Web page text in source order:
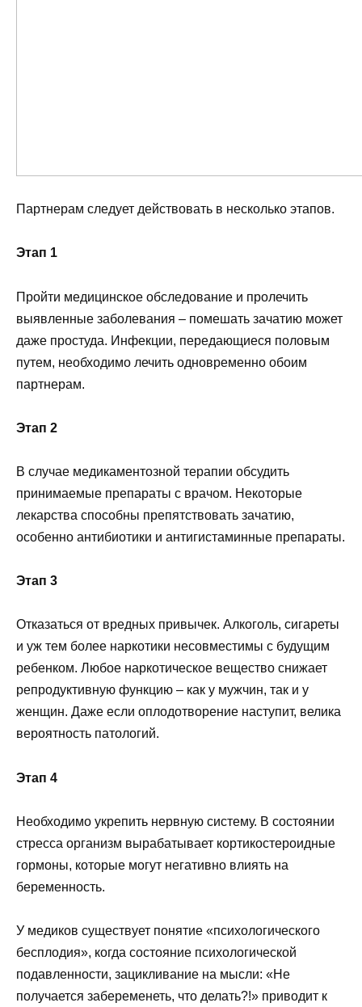
Партнерам следует действовать в несколько этапов.
Этап 1
Пройти медицинское обследование и пролечить
выявленные заболевания – помешать зачатию может
даже простуда. Инфекции, передающиеся половым
путем, необходимо лечить одновременно обоим
партнерам.
Этап 2
В случае медикаментозной терапии обсудить
принимаемые препараты с врачом. Некоторые
лекарства способны препятствовать зачатию,
особенно антибиотики и антигистаминные препараты.
Этап 3
Отказаться от вредных привычек. Алкоголь, сигареты
и уж тем более наркотики несовместимы с будущим
ребенком. Любое наркотическое вещество снижает
репродуктивную функцию – как у мужчин, так и у
женщин. Даже если оплодотворение наступит, велика
вероятность патологий.
Этап 4
Необходимо укрепить нервную систему. В состоянии
стресса организм вырабатывает кортикостероидные
гормоны, которые могут негативно влиять на
беременность.
У медиков существует понятие «психологического
бесплодия», когда состояние психологической
подавленности, зацикливание на мысли: «Не
получается забеременеть, что делать?!» приводит к